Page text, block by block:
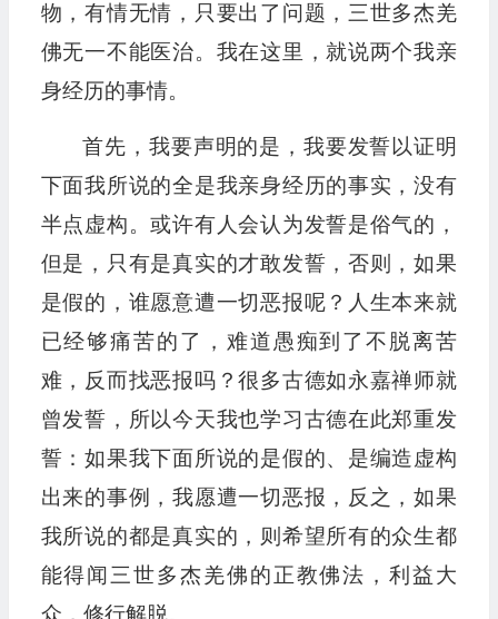
物，有情无情，只要出了问题，三世多杰羌
佛无一不能医治。我在这里，就说两个我亲
身经历的事情。
首先，我要声明的是，我要发誓以证明
下面我所说的全是我亲身经历的事实，没有
半点虚构。或许有人会认为发誓是俗气的，
但是，只有是真实的才敢发誓，否则，如果
是假的，谁愿意遭一切恶报呢？人生本来就
已经够痛苦的了，难道愚痴到了不脱离苦
难，反而找恶报吗？很多古德如永嘉禅师就
曾发誓，所以今天我也学习古德在此郑重发
誓：如果我下面所说的是假的、是编造虚构
出来的事例，我愿遭一切恶报，反之，如果
我所说的都是真实的，则希望所有的众生都
能得闻三世多杰羌佛的正教佛法，利益大
众，修行解脱。